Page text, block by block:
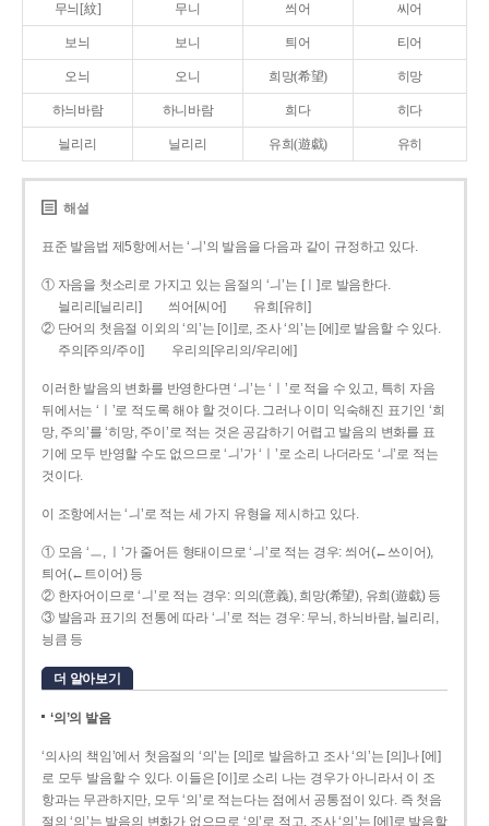
무늬[紋] 무니 씌어 씨어
보늬 보니 틔어 티어
오늬 오니 희망(希望) 히망
하늬바람 하니바람 희다 히다
늴리리 닐리리 유희(遊戱) 유히
해설
표준 발음법 제5항에서는 ‘ㅢ’의 발음을 다음과 같이 규정하고 있다.
① 자음을 첫소리로 가지고 있는 음절의 ‘ㅢ’는 [ㅣ]로 발음한다.
늴리리[닐리리]
씌어[씨어]
유희[유히]
② 단어의 첫음절 이외의 ‘의’는 [이]로, 조사 ‘의’는 [에]로 발음할 수 있다.
주의[주의/주이]
우리의[우리의/우리에]
이러한 발음의 변화를 반영한다면 ‘ㅢ’는 ‘ㅣ’로 적을 수 있고, 특히 자음
뒤에서는 ‘ㅣ’로 적도록 해야 할 것이다. 그러나 이미 익숙해진 표기인 ‘희
망, 주의’를 ‘히망, 주이’로 적는 것은 공감하기 어렵고 발음의 변화를 표
기에 모두 반영할 수도 없으므로 ‘ㅢ’가 ‘ㅣ’로 소리 나더라도 ‘ㅢ’로 적는
것이다.
이 조항에서는 ‘ㅢ’로 적는 세 가지 유형을 제시하고 있다.
① 모음 ‘ㅡ, ㅣ’가 줄어든 형태이므로 ‘ㅢ’로 적는 경우: 씌어(←쓰이어),
틔어(←트이어) 등
② 한자어이므로 ‘ㅢ’로 적는 경우: 의의(意義), 희망(希望), 유희(遊戱) 등
③ 발음과 표기의 전통에 따라 ‘ㅢ’로 적는 경우: 무늬, 하늬바람, 늴리리,
닁큼 등
더 알아보기
‘의’의 발음
‘의사의 책임’에서 첫음절의 ‘의’는 [의]로 발음하고 조사 ‘의’는 [의]나 [에]
로 모두 발음할 수 있다. 이들은 [이]로 소리 나는 경우가 아니라서 이 조
항과는 무관하지만, 모두 ‘의’로 적는다는 점에서 공통점이 있다. 즉 첫음
절의 ‘의’는 발음의 변화가 없으므로 ‘의’로 적고, 조사 ‘의’는 [에]로 발음할